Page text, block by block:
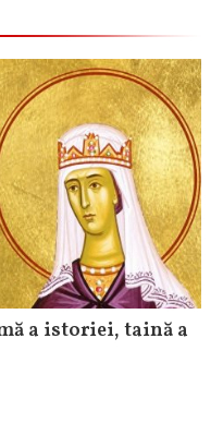
a istoriei, taină a